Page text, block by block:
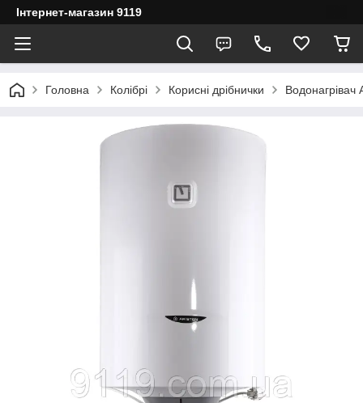
Інтернет-магазин 9119
Головна Колібрі Корисні дрібнички